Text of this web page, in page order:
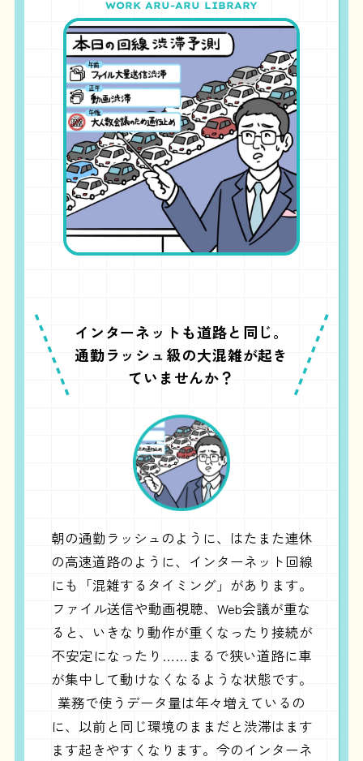
インターネットも道路と同じ。
通勤ラッシュ級の大混雑が起き
ていませんか？
朝の通勤ラッシュのように、はたまた連休
の高速道路のように、インターネット回線
にも「混雑するタイミング」があります。
ファイル送信や動画視聴、Web会議が重な
ると、いきなり動作が重くなったり接続が
不安定になったり……まるで狭い道路に車
が集中して動けなくなるような状態です。
業務で使うデータ量は年々増えているの
に、以前と同じ環境のままだと渋滞はます
ます起きやすくなります。今のインターネ